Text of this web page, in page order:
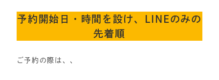
予約開始日・時間を設け、LINEのみの
先着順
ご予約の際は、、